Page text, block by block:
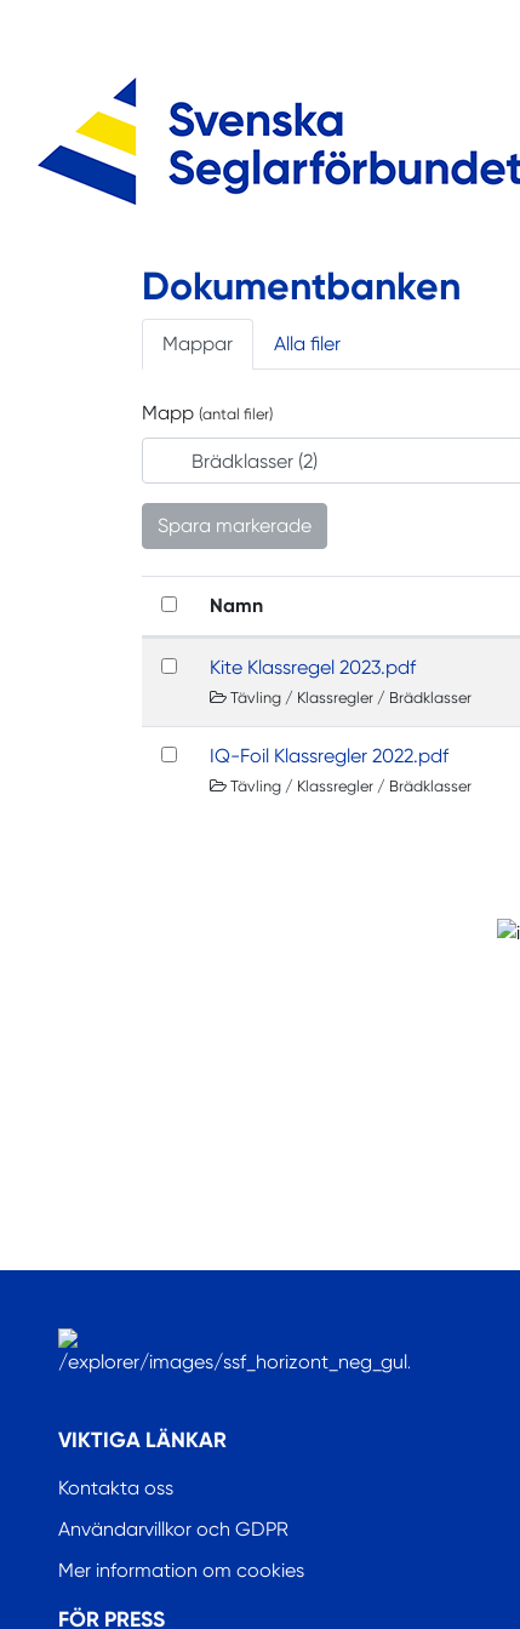
Dokumentbanken
Mappar Alla filer
Mapp (antal filer)
Spara markerade
Namn
Kite Klassregel 2023.pdf
Tävling / Klassregler / Brädklasser
IQ-Foil Klassregler 2022.pdf
Tävling / Klassregler / Brädklasser
VIKTIGA LÄNKAR
Kontakta oss
Användarvillkor och GDPR
Mer information om cookies
FÖR PRESS